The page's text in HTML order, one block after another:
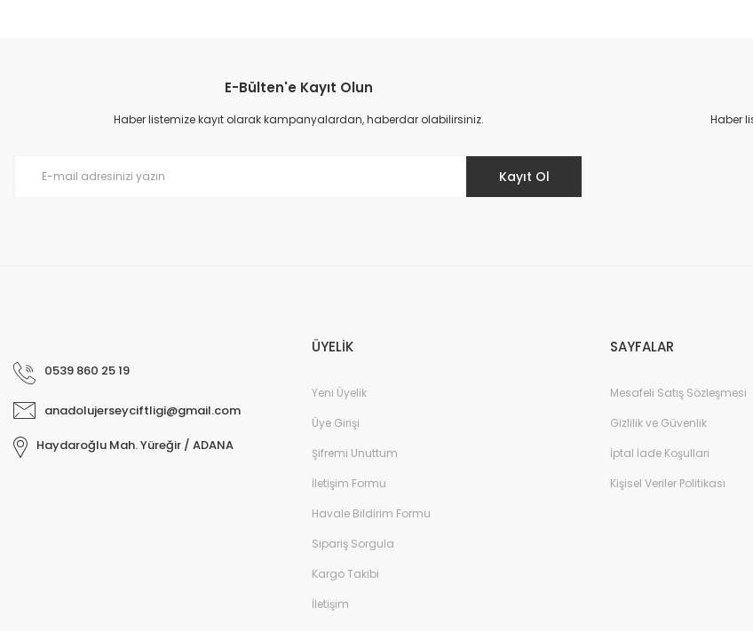
E-Bülten'e Kayıt Olun
Haber listemize kayıt olarak kampanyalardan, haberdar olabilirsiniz.
Kayıt Ol
Haber
0539 860 25 19
anadolujerseyciftligi@gmail.com
Haydaroğlu Mah. Yüreğir / ADANA
ÜYELİK
Yeni Üyelik
Üye Girişi
Şifremi Unuttum
İletişim Formu
Havale Bildirim Formu
Sipariş Sorgula
Kargo Takibi
İletişim
SAYFALAR
Mesafeli Satış Sözleşmesi
Gizlilik ve Güvenlik
İptal İade Koşullari
Kişisel Veriler Politikası